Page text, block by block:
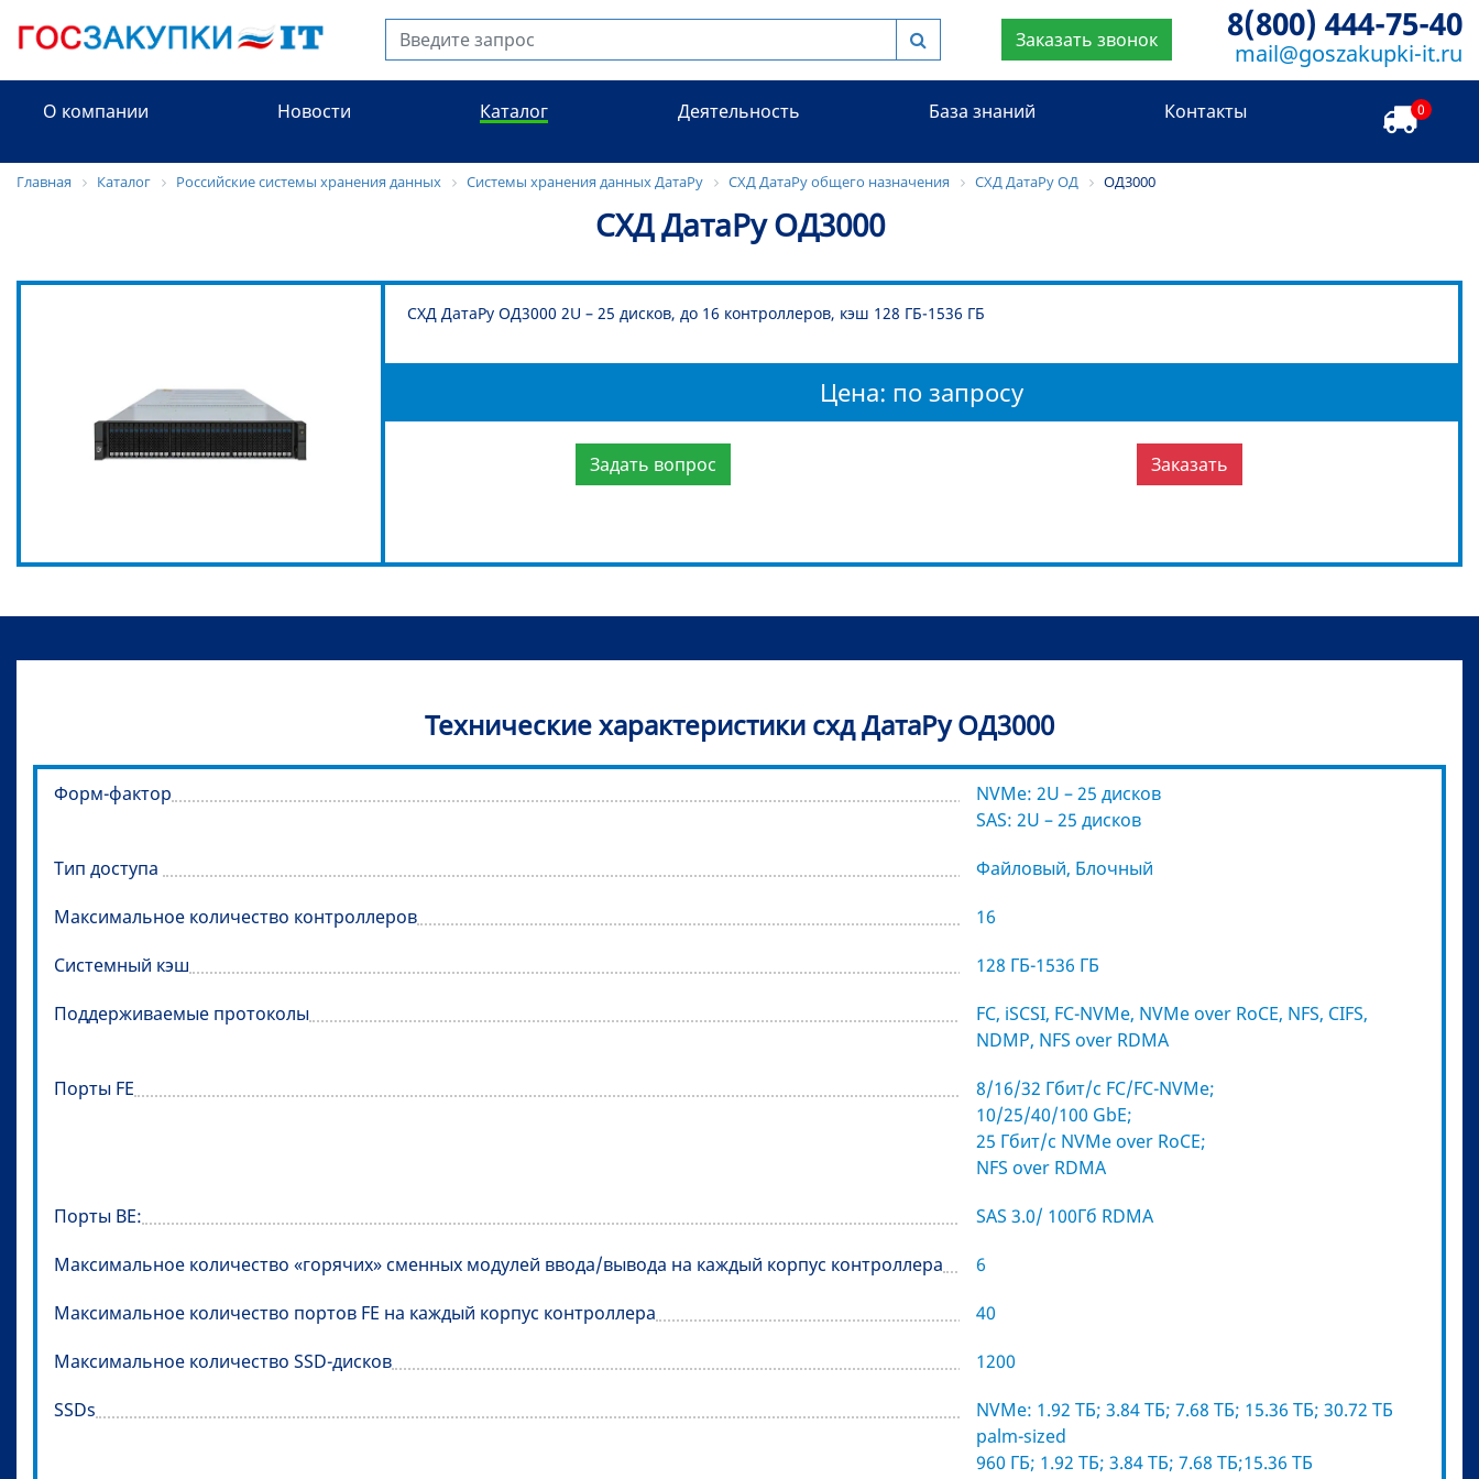
Заказать звонок 8(800) 444-75-40
mail@goszakupki-it.ru
0
О компании Новости Каталог Деятельность База знаний Контакты
Главная Каталог Российские системы хранения данных Системы хранения данных ДатаРу СХД ДатаРу общего назначения СХД ДатаРу ОД ОД3000
СХД ДатаРу ОД3000
СХД ДатаРу ОД3000 2U – 25 дисков, до 16 контроллеров, кэш 128 ГБ-1536 ГБ
Цена: по запросу
Задать вопрос Заказать
Технические характеристики схд ДатаРу ОД3000
Форм-фактор
NVMe: 2U – 25 дисков
SAS: 2U – 25 дисков
Тип доступа
Файловый, Блочный
Максимальное количество контроллеров
16
Системный кэш
128 ГБ-1536 ГБ
Поддерживаемые протоколы
FC, iSCSI, FC-NVMe, NVMe over RoCE, NFS, CIFS,
NDMP, NFS over RDMA
Порты FE
8/16/32 Гбит/c FC/FC-NVMe;
10/25/40/100 GbE;
25 Гбит/c NVMe over RoCE;
NFS over RDMA
Порты BE:
SAS 3.0/ 100Гб RDMA
Максимальное количество «горячих» сменных модулей ввода/вывода на каждый корпус контроллера
6
Максимальное количество портов FE на каждый корпус контроллера
40
Максимальное количество SSD-дисков
1200
SSDs
NVMe: 1.92 ТБ; 3.84 ТБ; 7.68 ТБ; 15.36 ТБ; 30.72 ТБ
palm-sized
960 ГБ; 1.92 ТБ; 3.84 ТБ; 7.68 ТБ;15.36 ТБ